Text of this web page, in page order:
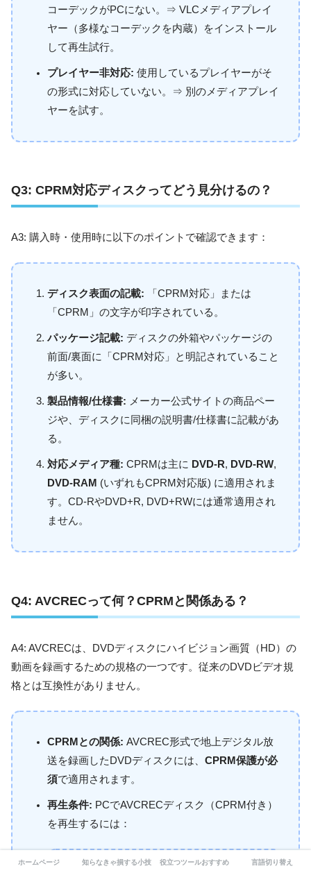
コーデックがPCにない。⇒ VLCメディアプレイ
ヤー（多様なコーデックを内蔵）をインストール
して再生試行。
プレイヤー非対応: 使用しているプレイヤーがそ
の形式に対応していない。⇒ 別のメディアプレイ
ヤーを試す。
Q3: CPRM対応ディスクってどう見分けるの？
A3: 購入時・使用時に以下のポイントで確認できます：
ディスク表面の記載: 「CPRM対応」または
「CPRM」の文字が印字されている。
パッケージ記載: ディスクの外箱やパッケージの
前面/裏面に「CPRM対応」と明記されていること
が多い。
製品情報/仕様書: メーカー公式サイトの商品ペー
ジや、ディスクに同梱の説明書/仕様書に記載があ
る。
対応メディア種: CPRMは主に DVD-R, DVD-RW,
DVD-RAM (いずれもCPRM対応版) に適用されま
す。CD-RやDVD+R, DVD+RWには通常適用され
ません。
Q4: AVCRECって何？CPRMと関係ある？
A4: AVCRECは、DVDディスクにハイビジョン画質（HD）の
動画を録画するための規格の一つです。従来のDVDビデオ規
格とは互換性がありません。
CPRMとの関係: AVCREC形式で地上デジタル放
送を録画したDVDディスクには、 CPRM保護が必
須で適用されます。
再生条件: PCでAVCRECディスク（CPRM付き）
を再生するには：
ホームページ 知らなきゃ損する小技 役立つツールおすすめ 言語切り替え